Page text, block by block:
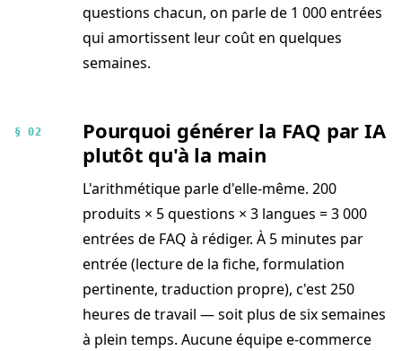
questions chacun, on parle de 1 000 entrées
qui amortissent leur coût en quelques
semaines.
§ 02
Pourquoi générer la FAQ par IA
plutôt qu'à la main
L'arithmétique parle d'elle-même. 200
produits × 5 questions × 3 langues = 3 000
entrées de FAQ à rédiger. À 5 minutes par
entrée (lecture de la fiche, formulation
pertinente, traduction propre), c'est 250
heures de travail — soit plus de six semaines
à plein temps. Aucune équipe e-commerce